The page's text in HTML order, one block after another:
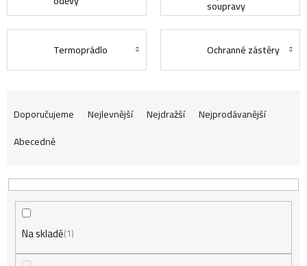
soupravy
Termoprádlo Ochranné zástěry
Ř
a
z
e
Doporučujeme Nejlevnější Nejdražší
Nejprodávanější
Abecedně
Na skladě 1